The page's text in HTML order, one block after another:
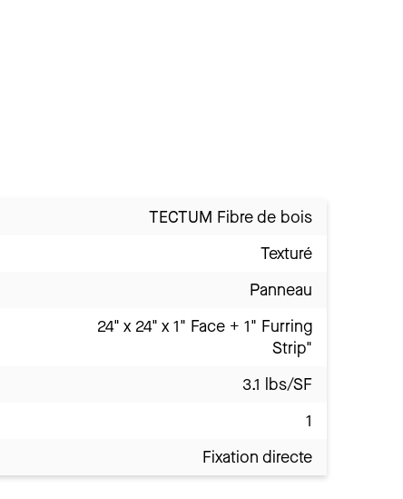
TECTUM Fibre de bois
Texturé
Panneau
24" x 24" x 1" Face + 1" Furring
Strip"
3.1 lbs/SF
1
Fixation directe